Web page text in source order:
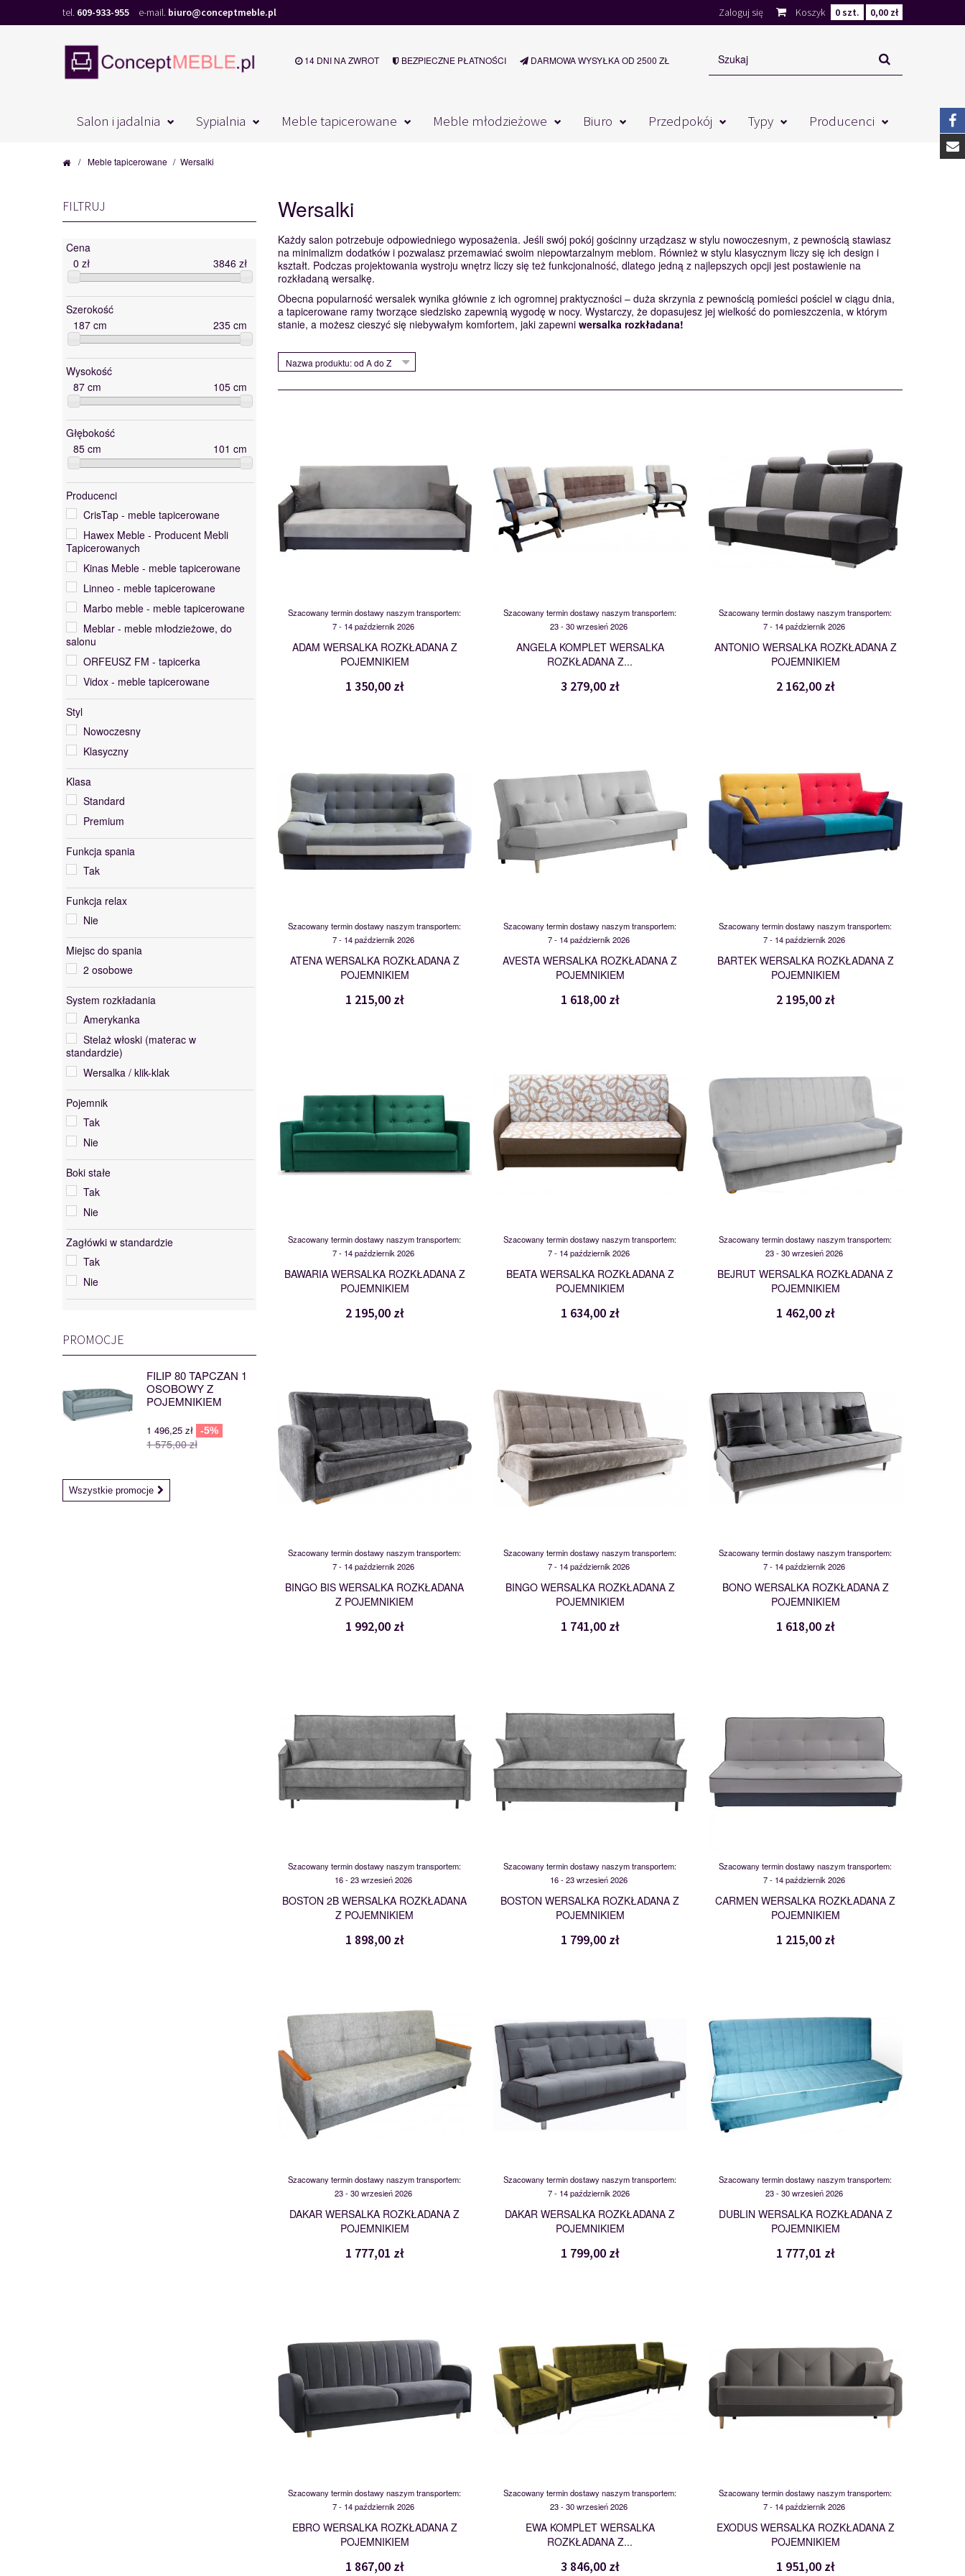
tel. 609-933-955 e-mail. biuro@conceptmeble.pl Koszyk 0szt. 0,00 zł
Zaloguj się
14 DNI NA ZWROT BEZPIECZNE PŁATNOŚCI DARMOWA WYSYŁKA OD 2500 ZŁ
Salon i jadalnia Sypialnia Meble tapicerowane Meble młodzieżowe Biuro Przedpokój Typy Producenci
/ Meble tapicerowane / Wersalki
FILTRUJ
Cena
0 zł 3846 zł
Szerokość
187 cm 235 cm
Wysokość
87 cm 105 cm
Głębokość
85 cm 101 cm
Producenci
CrisTap - meble tapicerowane
Hawex Meble - Producent Mebli
Tapicerowanych
Kinas Meble - meble tapicerowane
Linneo - meble tapicerowane
Marbo meble - meble tapicerowane
Meblar - meble młodzieżowe, do
salonu
ORFEUSZ FM - tapicerka
Vidox - meble tapicerowane
Styl
Nowoczesny
Klasyczny
Klasa
Standard
Premium
Funkcja spania
Tak
Funkcja relax
Nie
Miejsc do spania
2 osobowe
System rozkładania
Amerykanka
Stelaż włoski (materac w
standardzie)
Wersalka / klik-klak
Pojemnik
Tak
Nie
Boki stałe
Tak
Nie
Zagłówki w standardzie
Tak
Nie
PROMOCJE
FILIP 80 TAPCZAN 1
OSOBOWY Z
POJEMNIKIEM
1 496,25 zł -5%
1 575,00 zł
Wszystkie promocje
Wersalki
Każdy salon potrzebuje odpowiedniego wyposażenia. Jeśli swój pokój gościnny urządzasz w stylu nowoczesnym, z pewnością stawiasz
na minimalizm dodatków i pozwalasz przemawiać swoim niepowtarzalnym meblom. Również w stylu klasycznym liczy się ich design i
kształt. Podczas projektowania wystroju wnętrz liczy się też funkcjonalność, dlatego jedną z najlepszych opcji jest postawienie na
rozkładaną wersalkę.
Obecna popularność wersalek wynika głównie z ich ogromnej praktyczności – duża skrzynia z pewnością pomieści pościel w ciągu dnia,
a tapicerowane ramy tworzące siedzisko zapewnią wygodę w nocy. Wystarczy, że dopasujesz jej wielkość do pomieszczenia, w którym
stanie, a możesz cieszyć się niebywałym komfortem, jaki zapewni wersalka rozkładana!
Nazwa produktu: od A do Z
Szacowany termin dostawy naszym transportem:
7 - 14 październik 2026
ADAM WERSALKA ROZKŁADANA Z
POJEMNIKIEM
1 350,00 zł
Szacowany termin dostawy naszym transportem:
23 - 30 wrzesień 2026
ANGELA KOMPLET WERSALKA
ROZKŁADANA Z...
3 279,00 zł
Szacowany termin dostawy naszym transportem:
7 - 14 październik 2026
ANTONIO WERSALKA ROZKŁADANA Z
POJEMNIKIEM
2 162,00 zł
Szacowany termin dostawy naszym transportem:
7 - 14 październik 2026
ATENA WERSALKA ROZKŁADANA Z
POJEMNIKIEM
1 215,00 zł
Szacowany termin dostawy naszym transportem:
7 - 14 październik 2026
AVESTA WERSALKA ROZKŁADANA Z
POJEMNIKIEM
1 618,00 zł
Szacowany termin dostawy naszym transportem:
7 - 14 październik 2026
BARTEK WERSALKA ROZKŁADANA Z
POJEMNIKIEM
2 195,00 zł
Szacowany termin dostawy naszym transportem:
7 - 14 październik 2026
BAWARIA WERSALKA ROZKŁADANA Z
POJEMNIKIEM
2 195,00 zł
Szacowany termin dostawy naszym transportem:
7 - 14 październik 2026
BEATA WERSALKA ROZKŁADANA Z
POJEMNIKIEM
1 634,00 zł
Szacowany termin dostawy naszym transportem:
23 - 30 wrzesień 2026
BEJRUT WERSALKA ROZKŁADANA Z
POJEMNIKIEM
1 462,00 zł
Szacowany termin dostawy naszym transportem:
7 - 14 październik 2026
BINGO BIS WERSALKA ROZKŁADANA
Z POJEMNIKIEM
1 992,00 zł
Szacowany termin dostawy naszym transportem:
7 - 14 październik 2026
BINGO WERSALKA ROZKŁADANA Z
POJEMNIKIEM
1 741,00 zł
Szacowany termin dostawy naszym transportem:
7 - 14 październik 2026
BONO WERSALKA ROZKŁADANA Z
POJEMNIKIEM
1 618,00 zł
Szacowany termin dostawy naszym transportem:
16 - 23 wrzesień 2026
BOSTON 2B WERSALKA ROZKŁADANA
Z POJEMNIKIEM
1 898,00 zł
Szacowany termin dostawy naszym transportem:
16 - 23 wrzesień 2026
BOSTON WERSALKA ROZKŁADANA Z
POJEMNIKIEM
1 799,00 zł
Szacowany termin dostawy naszym transportem:
7 - 14 październik 2026
CARMEN WERSALKA ROZKŁADANA Z
POJEMNIKIEM
1 215,00 zł
Szacowany termin dostawy naszym transportem:
23 - 30 wrzesień 2026
DAKAR WERSALKA ROZKŁADANA Z
POJEMNIKIEM
1 777,01 zł
Szacowany termin dostawy naszym transportem:
7 - 14 październik 2026
DAKAR WERSALKA ROZKŁADANA Z
POJEMNIKIEM
1 799,00 zł
Szacowany termin dostawy naszym transportem:
23 - 30 wrzesień 2026
DUBLIN WERSALKA ROZKŁADANA Z
POJEMNIKIEM
1 777,01 zł
Szacowany termin dostawy naszym transportem:
7 - 14 październik 2026
EBRO WERSALKA ROZKŁADANA Z
POJEMNIKIEM
1 867,00 zł
Szacowany termin dostawy naszym transportem:
23 - 30 wrzesień 2026
EWA KOMPLET WERSALKA
ROZKŁADANA Z...
3 846,00 zł
Szacowany termin dostawy naszym transportem:
7 - 14 październik 2026
EXODUS WERSALKA ROZKŁADANA Z
POJEMNIKIEM
1 951,00 zł